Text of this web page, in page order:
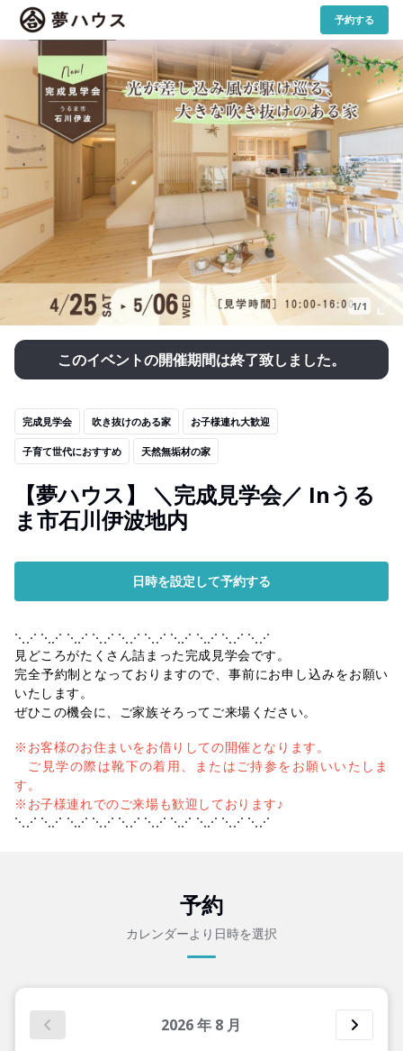
予約する
1/1
このイベントの開催期間は終了致しました。
完成見学会 吹き抜けのある家 お子様連れ大歓迎
子育て世代におすすめ 天然無垢材の家
【夢ハウス】 ＼完成見学会／ Inうる
ま市石川伊波地内
日時を設定して予約する
⋱⋰ ⋱⋰ ⋱⋰ ⋱⋰ ⋱⋰ ⋱⋰ ⋱⋰ ⋱⋰ ⋱⋰ ⋱⋰
見どころがたくさん詰まった完成見学会です。
完全予約制となっておりますので、事前にお申し込みをお願い
いたします。
ぜひこの機会に、ご家族そろってご来場ください。
※お客様のお住まいをお借りしての開催となります。
ご見学の際は靴下の着用、またはご持参をお願いいたしま
す。
※お子様連れでのご来場も歓迎しております♪
⋱⋰ ⋱⋰ ⋱⋰ ⋱⋰ ⋱⋰ ⋱⋰ ⋱⋰ ⋱⋰ ⋱⋰ ⋱⋰
予約
カレンダーより日時を選択
2026年 8 月